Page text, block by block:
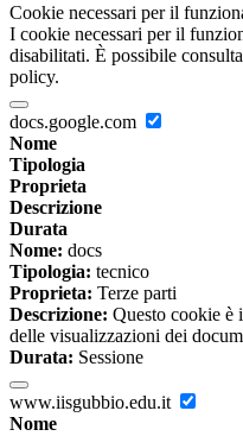
Cookie necessari per il
I cookie necessari per il
disabilitati. È possibile
policy.
docs.google.com
Nome
Tipologia
Proprieta
Descrizione
Durata
Nome: docs
Tipologia: tecnico
Proprieta: Terze parti
Descrizione: Questo cookie è
delle visualizzazioni dei
Durata: Sessione
www.iisgubbio.edu.it
Nome